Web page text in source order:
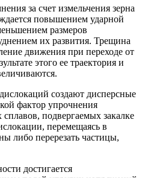
за счет измельчения зерна
повышением ударной
размеров
их развития. Трещина
движения при переходе от
этого ее траектория и
создают дисперсные
фактор упрочнения
сплавов, подвергаемых закалке
перемещаясь в
либо перерезать частицы,
достигается